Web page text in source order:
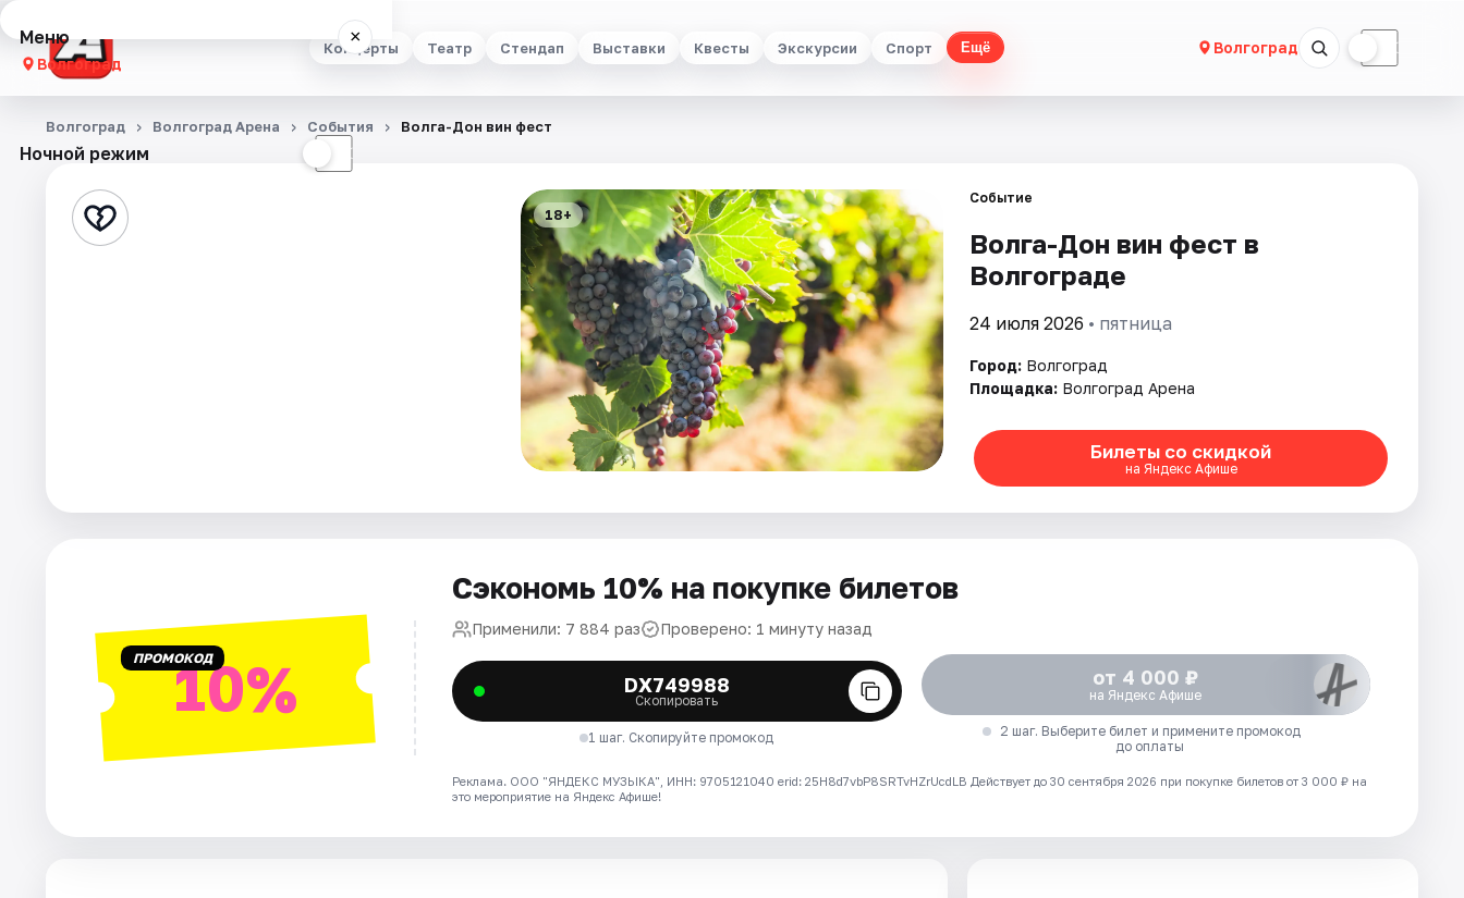
Концерты Театр Стендап Выставки Квесты Экскурсии Спорт Ещё Волгоград ☾
Меню ×
Волгоград
Концерты
Стендап
Артисты
Ночной режим ☾
Волгоград Волгоград Арена События Волга-Дон вин фест
18+
Событие
Волга-Дон вин фест в
Волгограде
24 июля 2026 • пятница
Город: Волгоград
Площадка: Волгоград Арена
Билеты со скидкой
на Яндекс Афише
ПРОМОКОД10%
Сэкономь 10% на покупке билетов
Применили: 7 884 раз Проверено: 1 минуту назад
DX749988
Скопировать
1 шаг. Скопируйте промокод
от 4 000 ₽
на Яндекс Афише
2 шаг. Выберите билет и примените промокод
до оплаты
Реклама. ООО "ЯНДЕКС МУЗЫКА", ИНН: 9705121040 erid: 25H8d7vbP8SRTvHZrUcdLB Действует до 30 сентября 2026 при покупке билетов от 3 000 ₽ на
это мероприятие на Яндекс Афише!